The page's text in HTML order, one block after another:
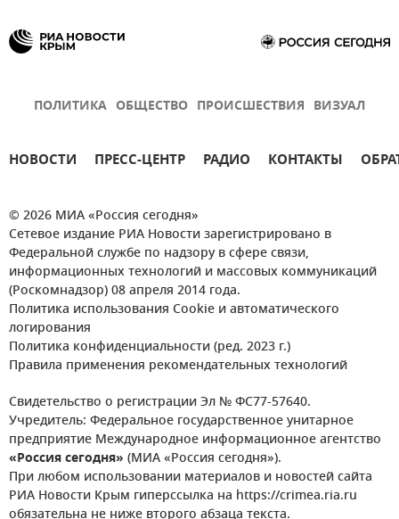
ПОЛИТИКА ОБЩЕСТВО ПРОИСШЕСТВИЯ ВИЗУАЛ
НОВОСТИ ПРЕСС-ЦЕНТР РАДИО КОНТАКТЫ
© 2026 МИА «Россия сегодня»
Сетевое издание РИА Новости зарегистрировано в
Федеральной службе по надзору в сфере связи,
информационных технологий и массовых коммуникаций
(Роскомнадзор) 08 апреля 2014 года.
Политика использования Cookie и автоматического
логирования
Политика конфиденциальности (ред. 2023 г.)
Правила применения рекомендательных технологий
Свидетельство о регистрации Эл № ФС77-57640.
Учредитель: Федеральное государственное унитарное
предприятие Международное информационное агентство
«Россия сегодня» (МИА «Россия сегодня»).
При любом использовании материалов и новостей сайта
РИА Новости Крым гиперссылка на https://crimea.ria.ru
обязательна не ниже второго абзаца текста.